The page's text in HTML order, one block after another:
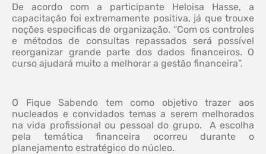
De acordo com a participante Heloisa Hasse, a
capacitação foi extremamente positiva, já que trouxe
noções especificas de organização. “Com os controles
e métodos de consultas repassados será possível
reorganizar grande parte dos dados financeiros. O
curso ajudará muito a melhorar a gestão financeira”.
O Fique Sabendo tem como objetivo trazer aos
nucleados e convidados temas a serem melhorados
na vida profissional ou pessoal do grupo. A escolha
pela temática financeira ocorreu durante o
planejamento estratégico do núcleo.